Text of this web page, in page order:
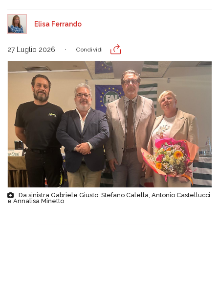
Elisa Ferrando
27 Luglio 2026 Condividi
Da sinistra Gabriele Giusto, Stefano Calella, Antonio Castellucci
e Annalisa Minetto